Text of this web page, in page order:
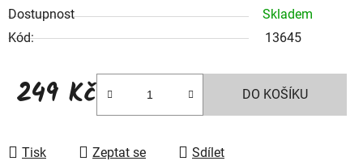
Dostupnost
Skladem
Kód:
13645
249 Kč DO KOŠÍKU
Tisk Zeptat se Sdílet